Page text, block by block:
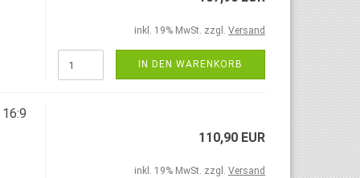
inkl. 19% MwSt. zzgl. Versand
IN DEN WARENKORB
110,90 EUR
inkl. 19% MwSt. zzgl. Versand